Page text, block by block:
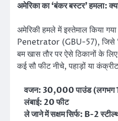
अमेरिका का ‘बंकर बस्टर’ हमला:
अमेरिकी हमले में इस्तेमाल किया
Penetrator (GBU-57), जिसे
बम खास तौर पर ऐसे ठिकानों के
कई सौ फीट नीचे, पहाड़ों या
वजन: 30,000 पाउंड (लगभग
लंबाई: 20 फीट
ले जाने में सक्षम सिर्फ: B-2